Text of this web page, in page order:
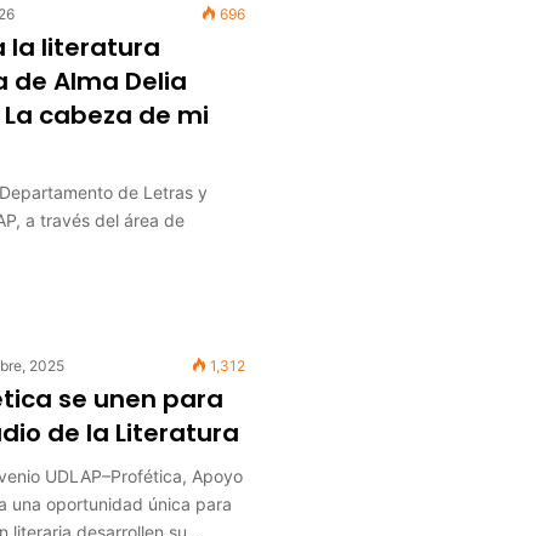
696
la literatura
Alma Delia
cabeza de mi
de Letras y
a través del área de
2025 1,312
se unen para
de la Literatura
UDLAP–Profética, Apoyo
una oportunidad única para
literaria desarrollen su…